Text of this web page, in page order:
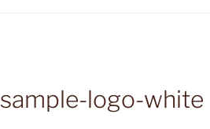
sample-logo-white